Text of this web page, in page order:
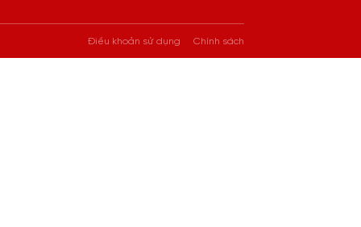
Điều khoản sử dụng Chính sách